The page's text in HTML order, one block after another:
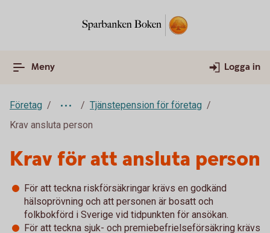
Meny Logga in
Företag
Tjänstepension för företag
Krav ansluta person
Krav för att ansluta person
För att teckna riskförsäkringar krävs en godkänd
hälsoprövning och att personen är bosatt och
folkbokförd i Sverige vid tidpunkten för ansökan.
För att teckna sjuk- och premiebefrielseförsäkring krävs